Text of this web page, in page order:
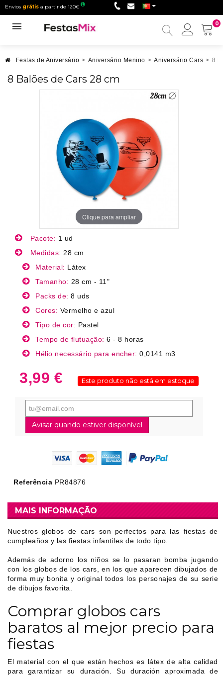
Envios grátis a partir de 120€
0
Minha
Festas de Aniversário > Aniversário Menino > Aniversário Cars > 8
8 Balões de Cars 28 cm
Clique para ampliar
Pacote: 1 ud
Medidas: 28 cm
Material: Látex
Tamanho: 28 cm - 11"
Packs de: 8 uds
Cores: Vermelho e azul
Tipo de cor: Pastel
Tempo de flutuação: 6 - 8 horas
Hélio necessário para encher: 0,0141 m3
3,99 € Este produto não está em estoque
Avisar quando estiver disponível
Referência PR84876
MAIS INFORMAÇÃO
Nuestros globos de cars son perfectos para las fiestas de
cumpleaños y las fiestas infantiles de todo tipo.
Además de adorno los niños se lo pasaran bomba jugando
con los globos de los cars, en los que aparecen dibujados de
forma muy bonita y original todos los personajes de su serie
de dibujos favorita.
Comprar globos cars
baratos al mejor precio para
fiestas
El material con el que están hechos es látex de alta calidad
para garantizar su duración. Su duración aproximada de